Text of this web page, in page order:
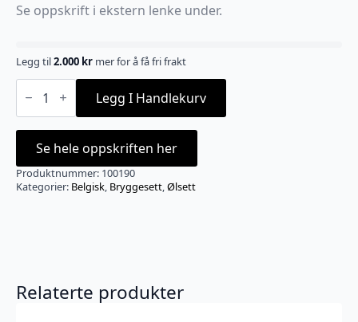
Se oppskrift i ekstern lenke under.
Legg til2.000 kr mer for å få fri frakt
Kinn
Slåtteøl
20L
antall
Legg I Handlekurv
Se hele oppskriften her
Produktnummer: 100190
Kategorier: Belgisk Bryggesett Ølsett
Relaterte produkter